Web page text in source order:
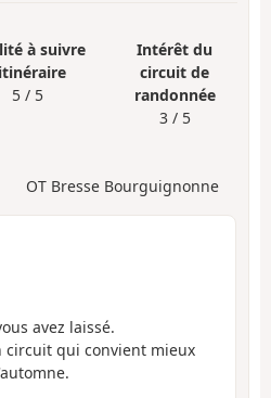
à suivre
5 / 5
Intérêt du
circuit de
randonnée
3 / 5
OT Bresse Bourguignonne
avez laissé.
circuit qui convient mieux